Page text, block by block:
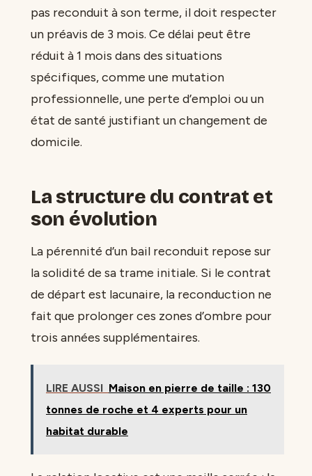
pas reconduit à son terme, il doit respecter
un préavis de 3 mois. Ce délai peut être
réduit à 1 mois dans des situations
spécifiques, comme une mutation
professionnelle, une perte d’emploi ou un
état de santé justifiant un changement de
domicile.
La structure du contrat et
son évolution
La pérennité d’un bail reconduit repose sur
la solidité de sa trame initiale. Si le contrat
de départ est lacunaire, la reconduction ne
fait que prolonger ces zones d’ombre pour
trois années supplémentaires.
LIRE AUSSI Maison en pierre de taille : 130
tonnes de roche et 4 experts pour un
habitat durable